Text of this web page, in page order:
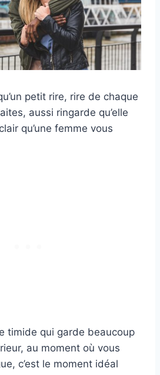
petit rire, rire de chaque
aussi ringarde qu’elle
qu’une femme vous
timide qui garde beaucoup
au moment où vous
c’est le moment idéal